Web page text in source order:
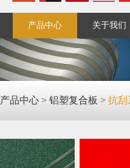
产品中心 关于我们
产品中心 >铝塑复合板 >抗刮